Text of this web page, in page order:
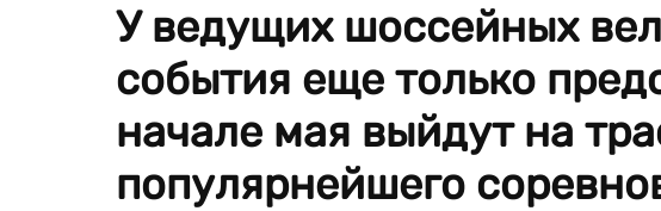
У ведущих шоссейных
события еще только
начале мая выйдут на
популярнейшего